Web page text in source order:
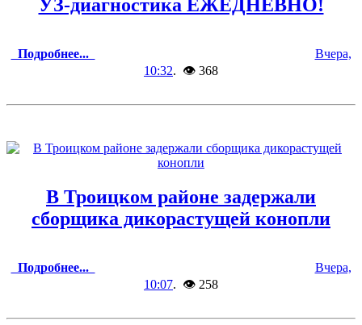
УЗ-диагностика ЕЖЕДНЕВНО!
Подробнее...
Вчера,
10:32. 👁 368
В Троицком районе задержали
сборщика дикорастущей конопли
Подробнее...
Вчера,
10:07. 👁 258